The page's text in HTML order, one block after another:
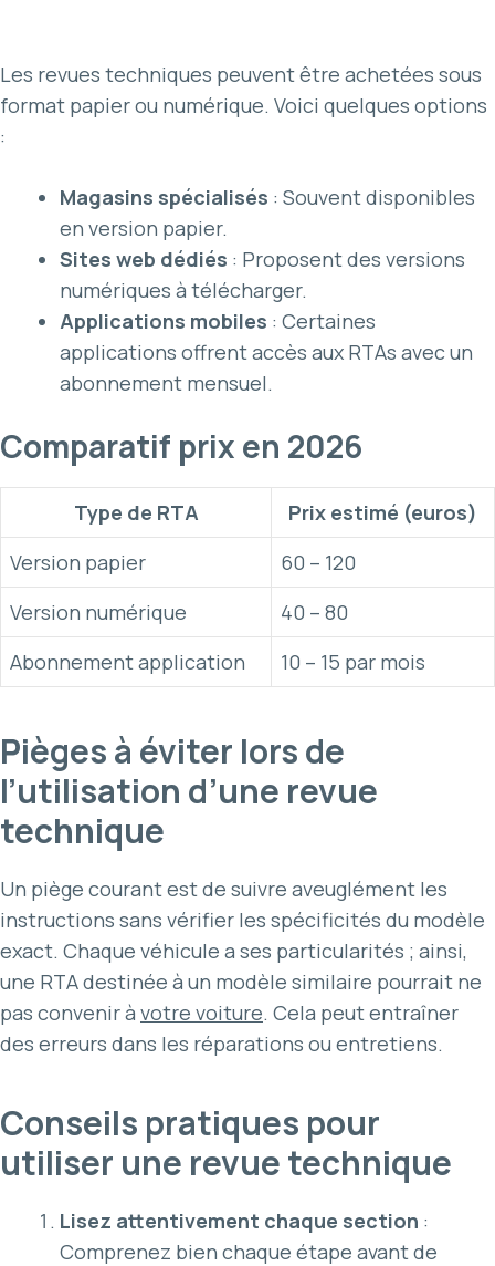
Les revues techniques peuvent être achetées sous
format papier ou numérique. Voici quelques options
:
Magasins spécialisés : Souvent disponibles
en version papier.
Sites web dédiés : Proposent des versions
numériques à télécharger.
Applications mobiles : Certaines
applications offrent accès aux RTAs avec un
abonnement mensuel.
Comparatif prix en 2026
Type de RTA
Prix estimé (euros)
Version papier
60 – 120
Version numérique
40 – 80
Abonnement application
10 – 15 par mois
Pièges à éviter lors de
l’utilisation d’une revue
technique
Un piège courant est de suivre aveuglément les
instructions sans vérifier les spécificités du modèle
exact. Chaque véhicule a ses particularités ; ainsi,
une RTA destinée à un modèle similaire pourrait ne
pas convenir à votre voiture. Cela peut entraîner
des erreurs dans les réparations ou entretiens.
Conseils pratiques pour
utiliser une revue technique
Lisez attentivement chaque section :
Comprenez bien chaque étape avant de